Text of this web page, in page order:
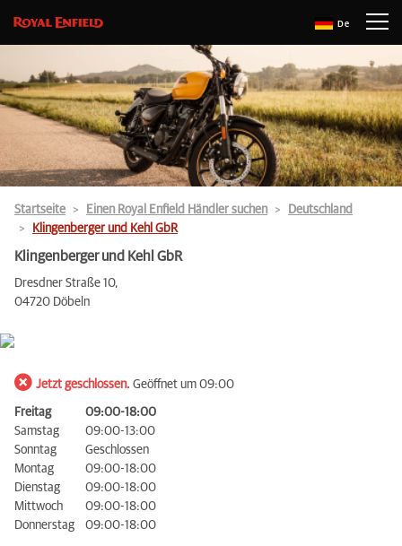
De
Startseite Einen Royal Enfield Händler suchen
Deutschland
Klingenberger und Kehl GbR
Klingenberger und Kehl GbR
Dresdner Straße 10,
04720 Döbeln
Jetzt geschlossen. Geöffnet um 09:00
Freitag
09:00-18:00
Samstag
09:00-13:00
Sonntag
Geschlossen
Montag
09:00-18:00
Dienstag
09:00-18:00
Mittwoch
09:00-18:00
Donnerstag
09:00-18:00